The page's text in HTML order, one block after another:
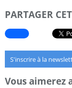
PARTAGER
S'inscrire à la
Vous aimerez